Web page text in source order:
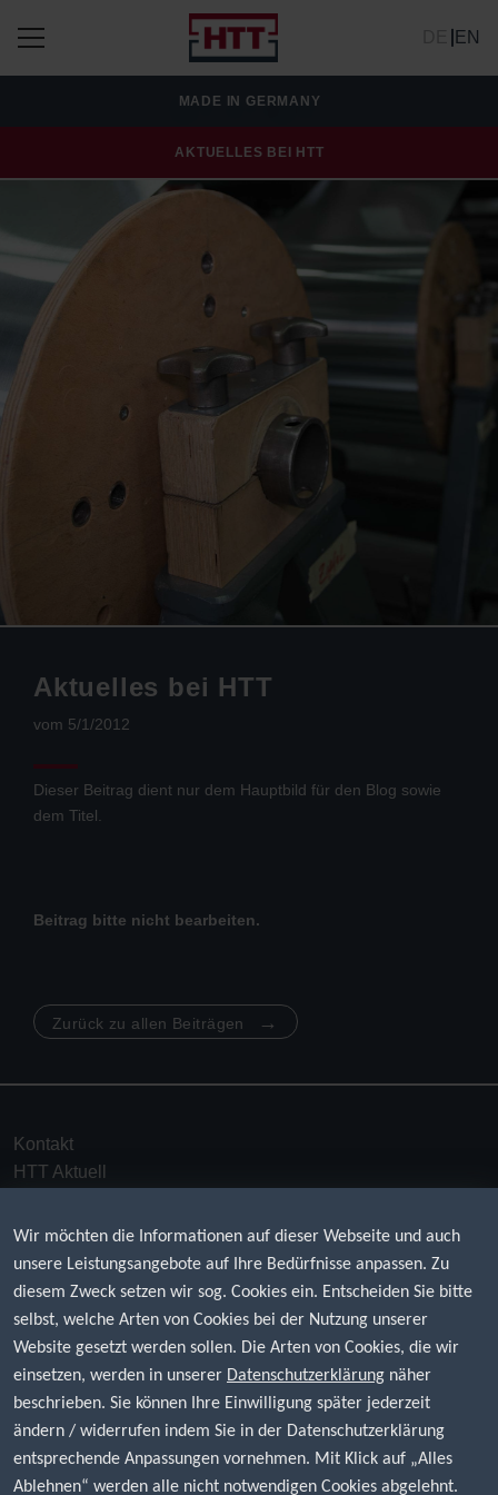
EN
MADE IN GERMANY
AKTUELLES BEI HTT
Aktuelles bei HTT
vom 5/1/2012
Dieser Beitrag dient nur dem Hauptbild für den Blog sowie
dem Titel.
Beitrag bitte nicht bearbeiten.
Zurück zu allen Beiträgen →
Kontakt
HTT Aktuell
Impressum
Datenschutz
AGB
Die beste Erfahrung rund um Transformatoren –
ob
Regeltransformatoren ,
Stromrichtertransformatoren
oderGießharztransformatoren
Die HTT Hochspannungstechnik und Transformatorbau GmbH ist seit 1985
als Anbieter von Regeltransformatoren, Stromrichtertransformatoren,
Gießharztransformatoren und Öltransformatoren national und
Wir möchten die Informationen auf dieser Webseite und auch
unsere Leistungsangebote auf Ihre Bedürfnisse anpassen. Zu
diesem Zweck setzen wir sog. Cookies ein. Entscheiden Sie bitte
selbst, welche Arten von Cookies bei der Nutzung unserer
Website gesetzt werden sollen. Die Arten von Cookies, die wir
einsetzen, werden in unserer Datenschutzerklärung näher
beschrieben. Sie können Ihre Einwilligung später jederzeit
ändern / widerrufen indem Sie in der Datenschutzerklärung
entsprechende Anpassungen vornehmen. Mit Klick auf „Alles
Ablehnen“ werden alle nicht notwendigen Cookies abgelehnt.